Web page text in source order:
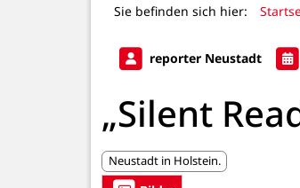
Sie befinden sich hier:
reporter Neustadt
„Silent
Neustadt in Holstein.